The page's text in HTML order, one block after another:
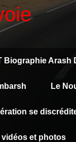
Biographie Arash
Le
se
vidéos et photos